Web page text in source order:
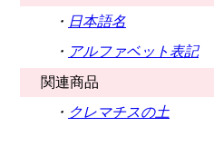
・ 日本語名
・ アルファベット表記
関連商品
・ クレマチスの土